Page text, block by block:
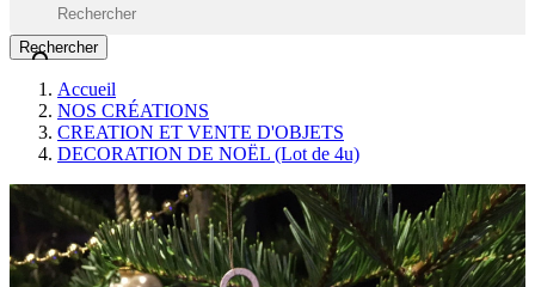

Rechercher
Accueil
NOS CRÉATIONS
CREATION ET VENTE D'OBJETS
DECORATION DE NOËL (Lot de 4u)